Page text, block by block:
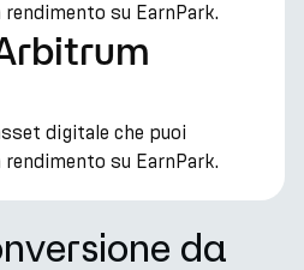
su EarnPark.
digitale che puoi
su EarnPark.
da